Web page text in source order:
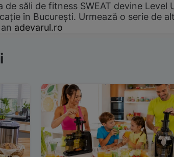
de săli de fitness SWEAT devine Level
în București. Urmează o serie de
adevarul.ro